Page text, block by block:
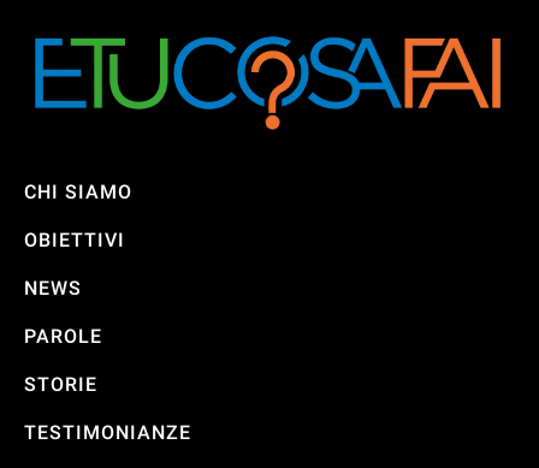
CHI SIAMO
OBIETTIVI
NEWS
PAROLE
STORIE
TESTIMONIANZE